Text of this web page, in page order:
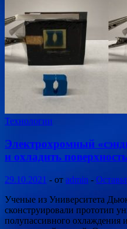
Технологии
Электрохромный
и охладить
29.10.2021 - от admin -
Ученые из Университета
сконструировали прототип
полупассивного охлаждения